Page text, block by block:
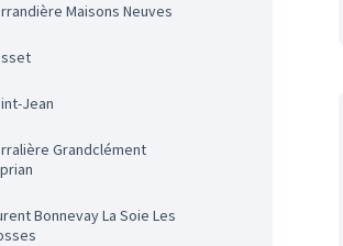
Maisons Neuves
Jean